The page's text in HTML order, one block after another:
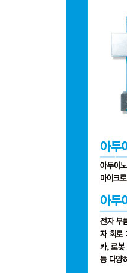
2장 아두이노
1 컴퓨터와
2 스케치 예제
2.1 스케치 작
2.2 아두이노
2.4 한 단계
3 컴퓨터와
3.1 스케치 입력
3.2 시리얼 통
4 브레드보드
4.1 브레드보
4.2 브레드보
5 아날로그